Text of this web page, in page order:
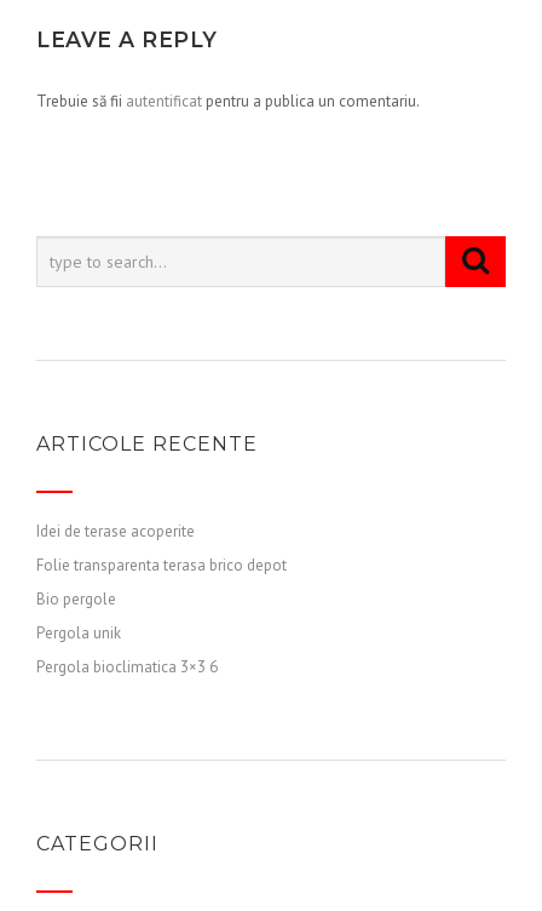
LEAVE A REPLY
Trebuie să fii autentificat pentru a publica un comentariu.
ARTICOLE RECENTE
Idei de terase acoperite
Folie transparenta terasa brico depot
Bio pergole
Pergola unik
Pergola bioclimatica 3×3 6
CATEGORII